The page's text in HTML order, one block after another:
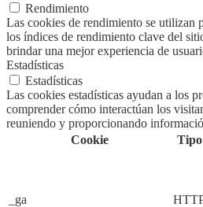
Rendimiento
Las cookies de rendimiento se utilizan
los índices de rendimiento clave del
brindar una mejor experiencia de
Estadísticas
Estadísticas
Las cookies estadísticas ayudan a los
comprender cómo interactúan los
reuniendo y proporcionando
Cookie
Tipo
_ga